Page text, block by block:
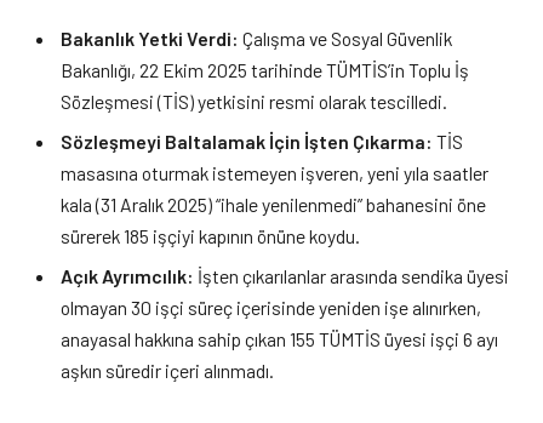
Bakanlık Yetki Verdi: Çalışma ve Sosyal Güvenlik
Bakanlığı, 22 Ekim 2025 tarihinde TÜMTİS’in Toplu İş
Sözleşmesi (TİS) yetkisini resmi olarak tescilledi.
Sözleşmeyi Baltalamak İçin İşten Çıkarma: TİS
masasına oturmak istemeyen işveren, yeni yıla saatler
kala (31 Aralık 2025) “ihale yenilenmedi” bahanesini öne
sürerek 185 işçiyi kapının önüne koydu.
Açık Ayrımcılık: İşten çıkarılanlar arasında sendika üyesi
olmayan 30 işçi süreç içerisinde yeniden işe alınırken,
anayasal hakkına sahip çıkan 155 TÜMTİS üyesi işçi 6 ayı
aşkın süredir içeri alınmadı.